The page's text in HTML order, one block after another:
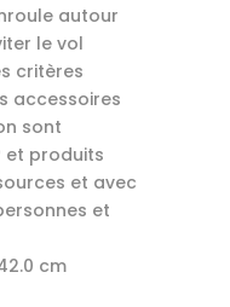
autour
le vol
critères
accessoires
sont
et produits
et avec
et
cm